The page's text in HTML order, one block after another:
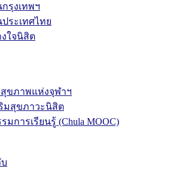
รุงเทพฯ
ระเทศไทย
ใจนิสิต
ขภาพแห่งจุฬาฯ
มสุขภาวะนิสิต
มการเรียนรู้ (Chula MOOC)